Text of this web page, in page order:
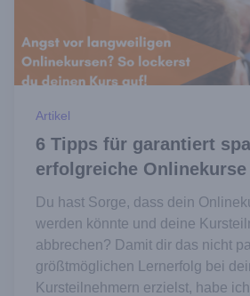
Artikel
6 Tipps für garantiert
erfolgreiche Onlinekurse
Du hast Sorge, dass dein
werden könnte und deine
abbrechen? Damit dir das nicht
größtmöglichen Lernerfolg bei
Kursteilnehmern erzielst, habe